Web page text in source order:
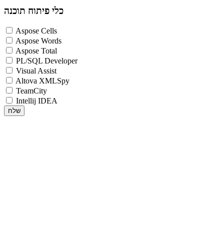
כלי פיתוח תוכנה
Aspose Cells
Aspose Words
Aspose Total
PL/SQL Developer
Visual Assist
Altova XMLSpy
TeamCity
Intellij IDEA